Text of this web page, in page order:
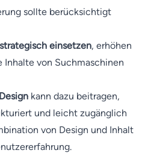
sollte berücksichtigt
einsetzen, erhöhen
Inhalte von Suchmaschinen
kann dazu beitragen,
und leicht zugänglich
von Design und Inhalt